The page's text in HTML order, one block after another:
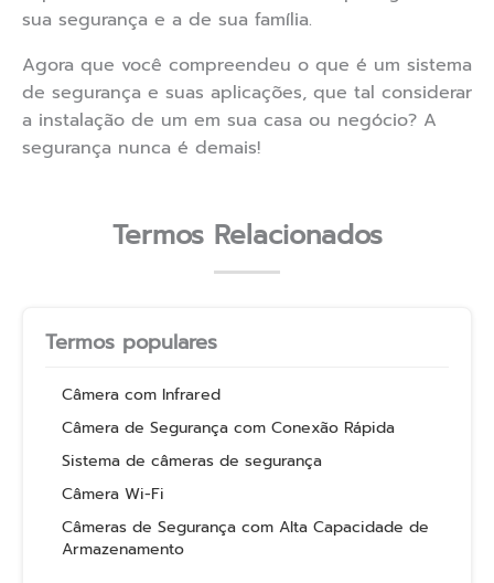
sua segurança e a de sua família.
Agora que você compreendeu o que é um sistema
de segurança e suas aplicações, que tal considerar
a instalação de um em sua casa ou negócio? A
segurança nunca é demais!
Termos Relacionados
Termos populares
Câmera com Infrared
Câmera de Segurança com Conexão Rápida
Sistema de câmeras de segurança
Câmera Wi-Fi
Câmeras de Segurança com Alta Capacidade de
Armazenamento